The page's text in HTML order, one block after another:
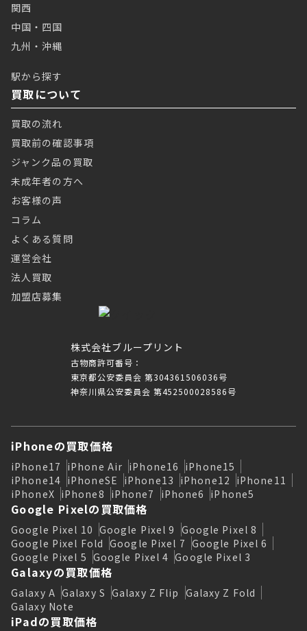
株式会社ブループリント
古物商許可番号：
東京都公安委員会 第304361506036号
神奈川県公安委員会 第452500028586号
関西
中国・四国
九州・沖縄
駅から探す
買取について
買取の流れ
買取前の確認事項
ジャンク品の買取
未成年者の方へ
お客様の声
コラム
よくある質問
運営会社
法人買取
加盟店募集
iPhoneの買取価格
iPhone17 iPhone Air iPhone16 iPhone15
iPhone14 iPhoneSE iPhone13 iPhone12 iPhone11
iPhoneX iPhone8 iPhone7 iPhone6 iPhone5
Google Pixelの買取価格
Google Pixel 10 Google Pixel 9 Google Pixel 8
Google Pixel Fold Google Pixel 7 Google Pixel 6
Google Pixel 5 Google Pixel 4 Google Pixel 3
Galaxyの買取価格
Galaxy A Galaxy S Galaxy Z Flip Galaxy Z Fold
Galaxy Note
iPadの買取価格